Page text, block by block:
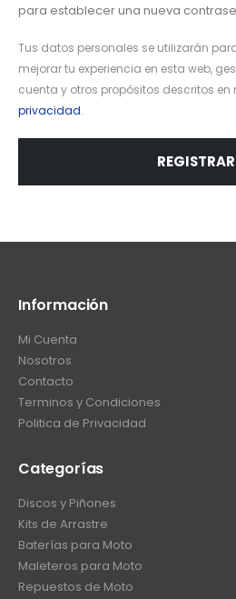
para establecer una nueva
Tus datos personales se utilizarán
mejorar tu experiencia en esta web,
cuenta y otros propósitos descritos en
privacidad.
Información
Mi Cuenta
Nosotros
Contacto
Terminos y Condiciones
Politica de Privacidad
Categorías
Discos y Piñones
Kits de Arrastre
Baterías para Moto
Maleteros para Moto
Repuestos de Moto